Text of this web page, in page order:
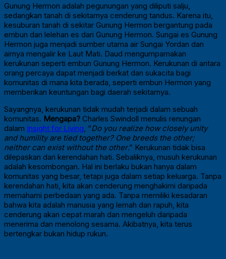
Gunung Hermon adalah pegunungan yang diliputi salju,
sedangkan tanah di sekitarnya cenderung tandus. Karena itu,
kesuburan tanah di sekitar Gunung Hermon bergantung pada
embun dan lelehan es dari Gunung Hermon. Sungai es Gunung
Hermon juga menjadi sumber utama air Sungai Yordan dan
airnya mengalir ke Laut Mati. Daud mengumpamakan
kerukunan seperti embun Gunung Hermon. Kerukunan di antara
orang percaya dapat menjadi berkat dan sukacita bagi
komunitas di mana kita berada, seperti embun Hermon yang
memberikan keuntungan bagi daerah sekitarnya.
Sayangnya, kerukunan tidak mudah terjadi dalam sebuah
komunitas. Mengapa? Charles Swindoll menulis renungan
dalam Insight for Living , “Do you realize how closely unity
and humility are tied together? One breeds the other;
neither can exist without the other.” Kerukunan tidak bisa
dilepaskan dari kerendahan hati. Sebaliknya, musuh kerukunan
adalah kesombongan. Hal ini berlaku bukan hanya dalam
komunitas yang besar, tetapi juga dalam setiap keluarga. Tanpa
kerendahan hati, kita akan cenderung menghakimi daripada
memahami perbedaan yang ada. Tanpa memiliki kesadaran
bahwa kita adalah manusia yang lemah dan rapuh, kita
cenderung akan cepat marah dan mengeluh daripada
menerima dan menolong sesama. Akibatnya, kita terus
bertengkar bukan hidup rukun.